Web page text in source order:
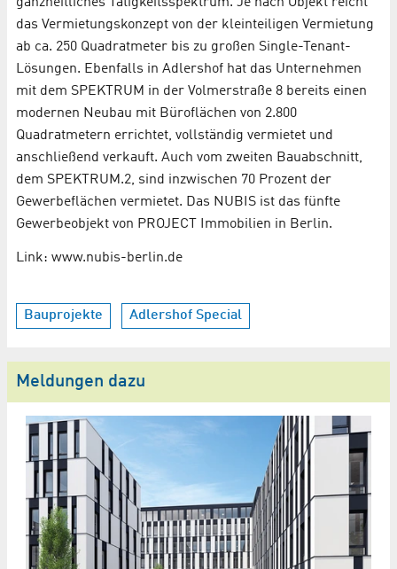
das Vermietungskonzept von der kleinteiligen Vermietung
ab ca. 250 Quadratmeter bis zu großen Single-Tenant-
Lösungen. Ebenfalls in Adlershof hat das Unternehmen
mit dem SPEKTRUM in der Volmerstraße 8 bereits einen
modernen Neubau mit Büroflächen von 2.800
Quadratmetern errichtet, vollständig vermietet und
anschließend verkauft. Auch vom zweiten Bauabschnitt,
dem SPEKTRUM.2, sind inzwischen 70 Prozent der
Gewerbeflächen vermietet. Das NUBIS ist das fünfte
Gewerbeobjekt von PROJECT Immobilien in Berlin.
Link: www.nubis-berlin.de
Bauprojekte Adlershof Special
Meldungen dazu